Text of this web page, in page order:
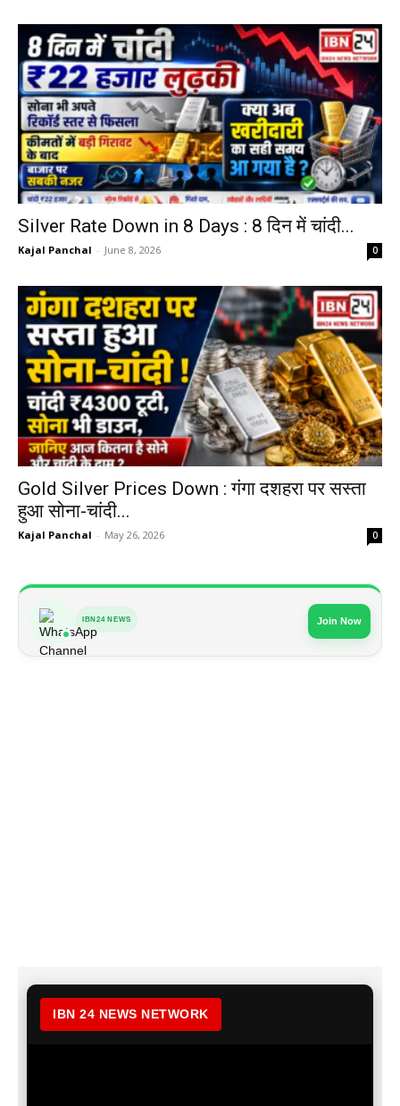
Silver Rate Down in 8 Days : 8 दिन में चांदी...
Kajal Panchal - June 8, 2026 0
Gold Silver Prices Down : गंगा दशहरा पर सस्ता
हुआ सोना-चांदी...
Kajal Panchal - May 26, 2026 0
IBN24 NEWS Join Now
IBN 24 NEWS NETWORK